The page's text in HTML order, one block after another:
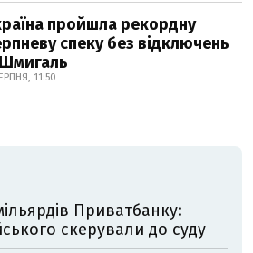
пройшла рекордну
спеку без відключень
11:50
Приватбанку:
скерували до суду